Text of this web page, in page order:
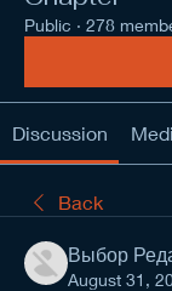
Public · 278
Discussion
Back
Выбор
August 31,